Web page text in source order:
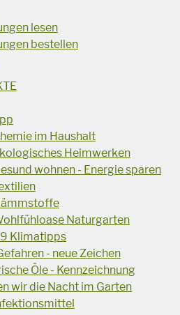
lesen
bestellen
im Haushalt
Heimwerken
wohnen - Energie sparen
Naturgarten
Klimatipps
- neue Zeichen
Öle - Kennzeichnung
wir die Nacht im Garten